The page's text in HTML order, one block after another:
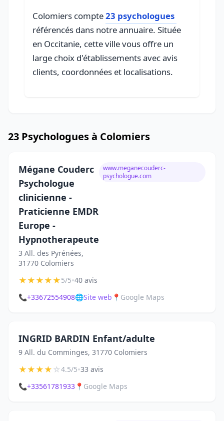
Colomiers compte23 psychologues
référencés dans notre annuaire. Située
en Occitanie, cette ville vous offre un
large choix d'établissements avec avis
clients, coordonnées et localisations.
23 Psychologues à Colomiers
Mégane Couderc
Psychologue
clinicienne -
Praticienne EMDR
Europe -
Hypnotherapeute
3 All. des Pyrénées,
31770 Colomiers
www.meganecouderc-
psychologue.com
★★★★★5/5•40 avis
📞+33672554908🌐Site web 📍 Google Maps
INGRID BARDIN Enfant/adulte
9 All. du Comminges, 31770 Colomiers
★★★★☆4.5/5•33 avis
📞+33561781933 📍 Google Maps